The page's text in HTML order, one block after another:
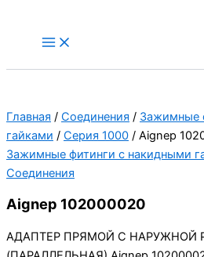
Main
Menu
Главная / Соединения / Зажимные
гайками / Серия 1000 / Aignep
Зажимные фитинги с накидными
Соединения
Aignep 102000020
АДАПТЕР ПРЯМОЙ С НАРУЖНОЙ